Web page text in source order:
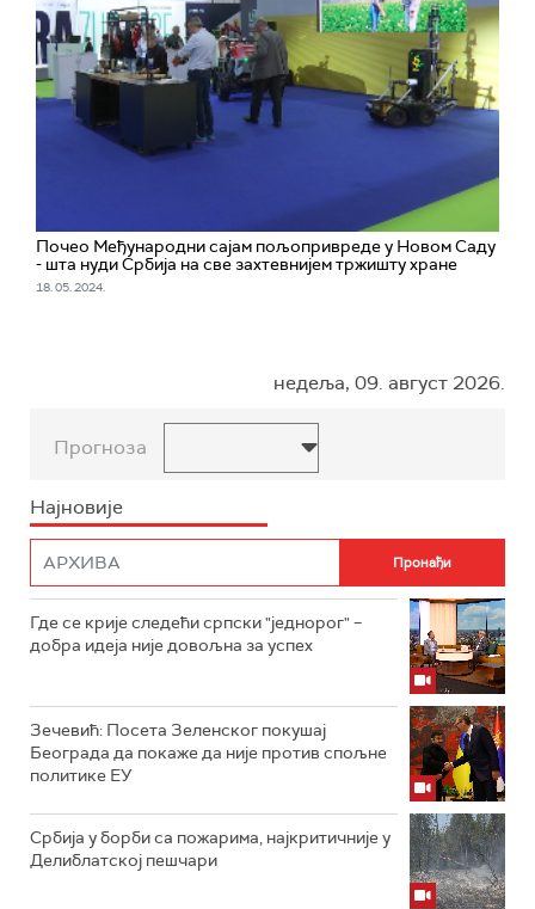
Почео Међународни сајам пољопривреде у Новом Саду
- шта нуди Србија на све захтевнијем тржишту хране
18. 05. 2024.
недеља, 09. август 2026.
Прогноза
Најновије
Где се крије следећи српски "једнорог" –
добра идеја није довољна за успех
Зечевић: Посета Зеленског покушај
Београда да покаже да није против спољне
политике ЕУ
Србија у борби са пожарима, најкритичније у
Делиблатској пешчари